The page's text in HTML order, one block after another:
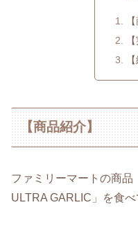
【商品紹介】
ファミリーマートの商
ULTRA GARLIC」を食べ